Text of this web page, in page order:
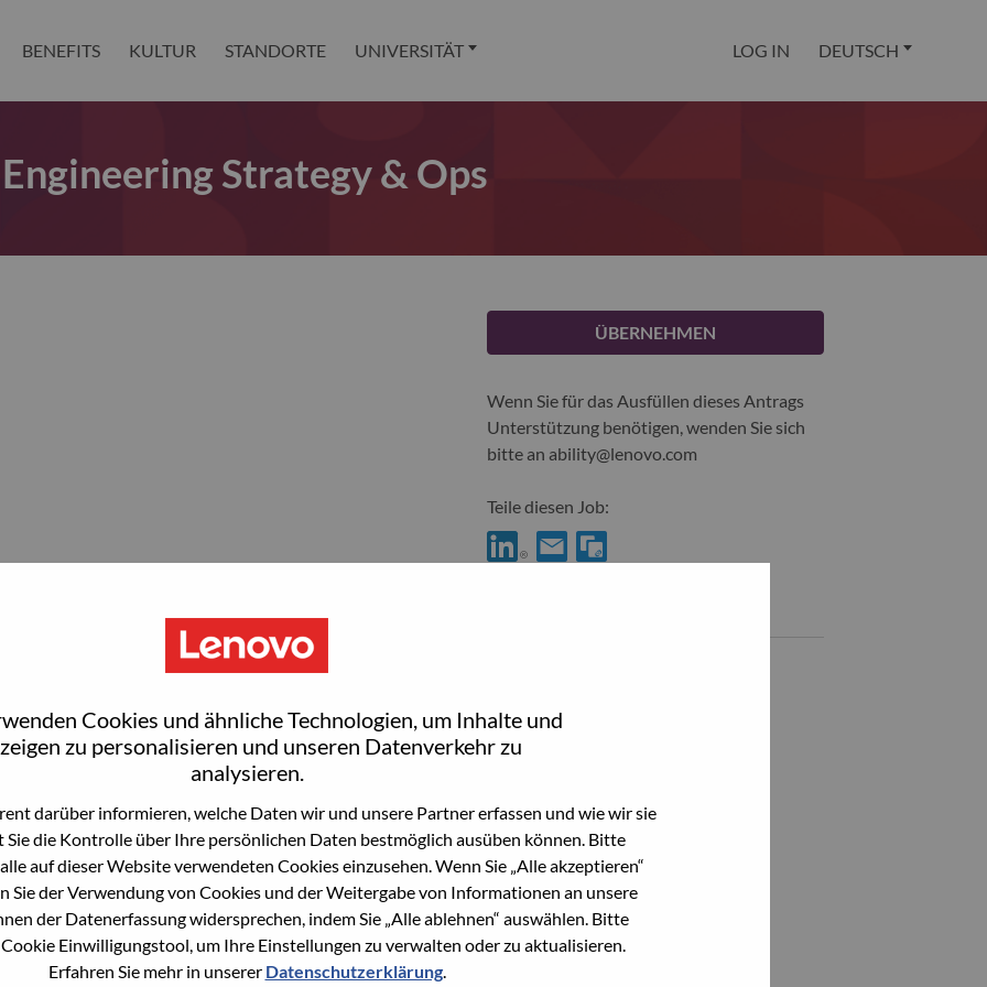
Cookies und ähnliche Technologien, um Inhalte und
zu personalisieren und unseren Datenverkehr zu
analysieren.
darüber informieren, welche Daten wir und unsere Partner erfassen und wie wir sie
Sie die Kontrolle über Ihre persönlichen Daten bestmöglich ausüben können. Bitte
auf dieser Website verwendeten Cookies einzusehen. Wenn Sie „Alle akzeptieren“
Sie der Verwendung von Cookies und der Weitergabe von Informationen an unsere
der Datenerfassung widersprechen, indem Sie „Alle ablehnen“ auswählen. Bitte
Cookie Einwilligungstool, um Ihre Einstellungen zu verwalten oder zu aktualisieren.
Erfahren Sie mehr in unserer Datenschutzerklärung.
BENEFITS KULTUR STANDORTE UNIVERSITÄT LOG IN DEUTSCH
Strategy & Ops
what we do. We WOW our customers.
powerhouse, ranked #153 in the Fortune Global
in 180 markets. Focused on a bold vision to deliver
its success as the world’s largest PC company with a full-
optimized devices (PCs, workstations, smartphones,
high performance computing and software defined
Lenovo’s continued investment in world-changing
and smarter future for everyone, everywhere.
under Lenovo Group Limited (HKSE: 992) (ADR:
ÜBERNEHMEN
Wenn Sie für das Ausfüllen dieses Antrags
Unterstützung benötigen, wenden Sie sich
bitte an ability@lenovo.com
Teile diesen Job:
Alle anzeigen